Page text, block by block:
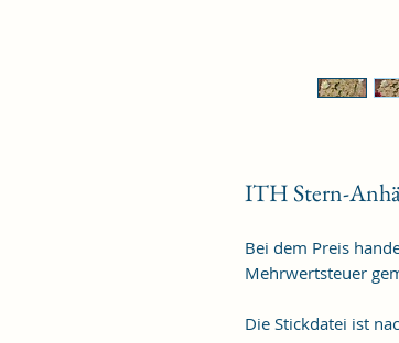
ITH Stern-
Bei dem Preis
Mehrwertsteuer
Die Stickdatei ist